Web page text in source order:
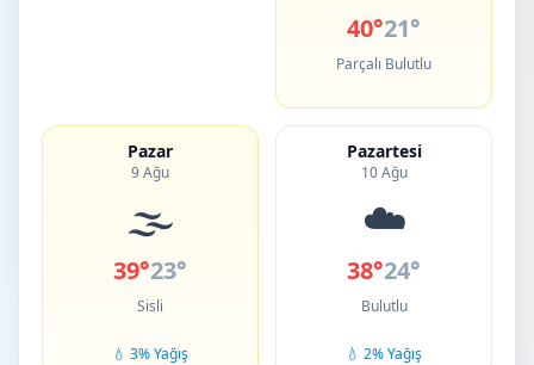
40°21°
Parçalı Bulutlu
Pazar
9 Ağu
🌫️
39°23°
Sisli
💧 3% Yağış
Pazartesi
10 Ağu
☁️
38°24°
Bulutlu
💧 2% Yağış